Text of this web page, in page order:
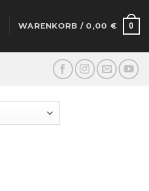
WARENKORB / 0,00 € 0